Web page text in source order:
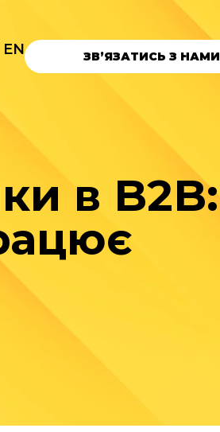
EN ЗВ’ЯЗАТИСЬ З НАМИ
в B2B: